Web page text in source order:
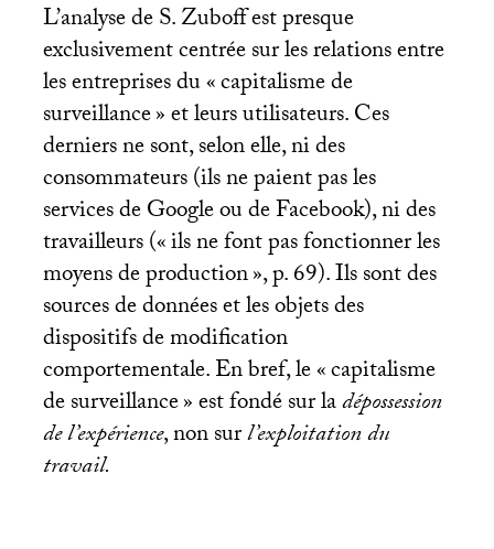
L’analyse de S. Zuboff est presque
exclusivement centrée sur les relations entre
les entreprises du «capitalisme de
surveillance» et leurs utilisateurs. Ces
derniers ne sont, selon elle, ni des
consommateurs (ils ne paient pas les
services de Google ou de Facebook), ni des
travailleurs («ils ne font pas fonctionner les
moyens de production», p. 69). Ils sont des
sources de données et les objets des
dispositifs de modification
comportementale. En bref, le «capitalisme
de surveillance» est fondé sur ladépossession
de l’expérience, non surl’exploitation du
travail.